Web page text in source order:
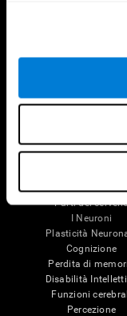
Il Tuo
Parti del
I Neuroni
Plasticità
Cognizione
Perdita di
Disabilità
Funzioni
Percezione